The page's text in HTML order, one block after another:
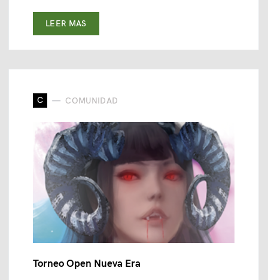
LEER MAS
C COMUNIDAD
Torneo Open Nueva Era